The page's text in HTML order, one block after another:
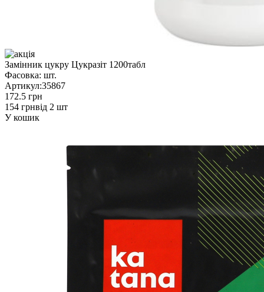
Замінник цукру Цукразіт 1200табл
Фасовка: шт.
Артикул:35867
172.5 грн
154 грнвід 2 шт
У кошик